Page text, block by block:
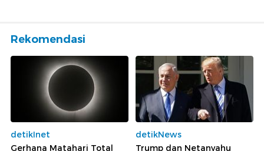
Rekomendasi
detikInet
Gerhana Matahari Total
detikNews
Trump dan Netanyahu